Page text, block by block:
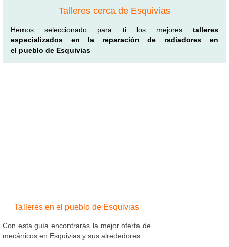
Talleres cerca de Esquivias
Hemos seleccionado para ti los mejores talleres
especializados en la reparación de radiadores en
el pueblo de Esquivias
Talleres en el pueblo de Esquivias
Con esta guía encontrarás la mejor oferta de
mecánicos en Esquivias y sus alrededores.